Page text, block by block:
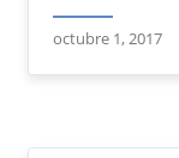
octubre 1, 2017